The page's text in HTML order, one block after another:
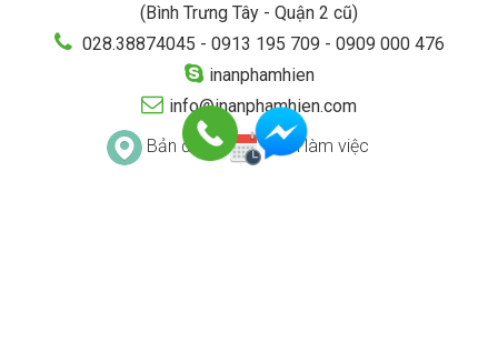
(Bình Trưng Tây - Quận 2 cũ)
028.38874045 - 0913 195 709 - 0909 000 476
inanphamhien
info@inanphamhien.com
Bản đồ
Lịch làm việc